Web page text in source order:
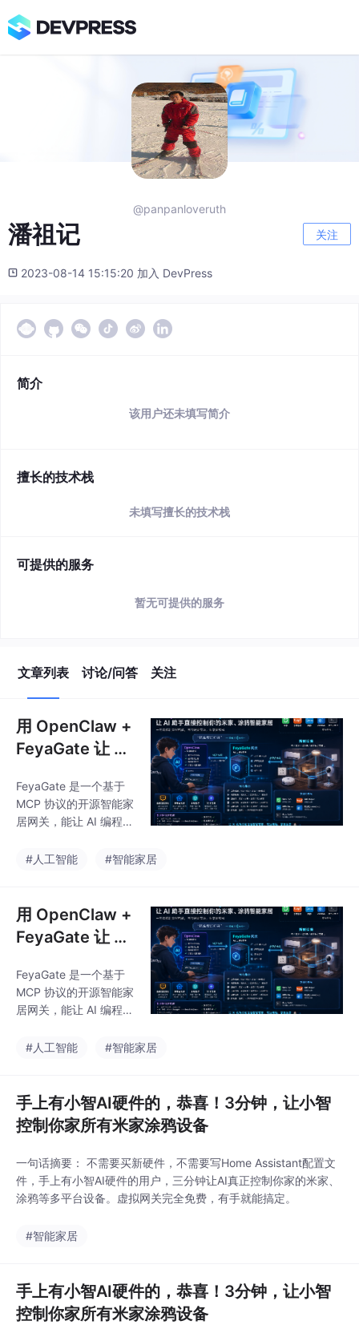
@panpanloveruth
潘祖记 关注
2023-08-14 15:15:20 加入 DevPress
简介
该用户还未填写简介
擅长的技术栈
未填写擅长的技术栈
可提供的服务
暂无可提供的服务
文章列表 讨论/问答 关注
用 OpenClaw +
FeyaGate 让 AI
的米家、涂鸦智
能家居
FeyaGate 是一个基于
MCP 协议的开源智能家
居网关，能让 AI 编程助
e Code、Cursor 等）
流智能家居平台的设
备。本文以 OpenClaw
为例，详细介绍了一键
手、登录设备平台的完
整流程（约 5 分钟），
并通过 7 个实际场景演
制灯光、空调、摄像
#人工智能 #智能家居
用 OpenClaw +
FeyaGate 让 AI
的米家、涂鸦智
能家居
FeyaGate 是一个基于
MCP 协议的开源智能家
居网关，能让 AI 编程助
e Code、Cursor 等）
流智能家居平台的设
备。本文以 OpenClaw
为例，详细介绍了一键
手、登录设备平台的完
整流程（约 5 分钟），
并通过 7 个实际场景演
制灯光、空调、摄像
#人工智能 #智能家居
手上有小智AI硬件的，恭喜！3分钟，让小智
控制你家所有米家涂鸦设备
一句话摘要： 不需要买新硬件，不需要写Home Assistant配置文
件，手上有小智AI硬件的用户，三分钟让AI真正控制你家的米家、
涂鸦等多平台设备。虚拟网关完全免费，有手就能搞定。
#智能家居
手上有小智AI硬件的，恭喜！3分钟，让小智
控制你家所有米家涂鸦设备